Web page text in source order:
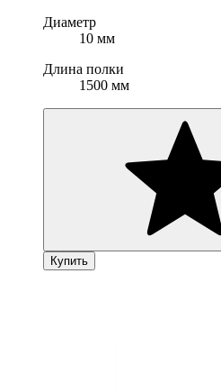
Диаметр
10 мм
Длина полки
1500 мм
Купить